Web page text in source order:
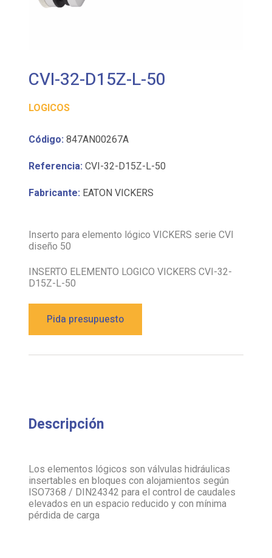
CVI-32-D15Z-L-50
LOGICOS
Código: 847AN00267A
Referencia: CVI-32-D15Z-L-50
Fabricante: EATON VICKERS
Inserto para elemento lógico VICKERS serie CVI
diseño 50
INSERTO ELEMENTO LOGICO VICKERS CVI-32-
D15Z-L-50
Pida presupuesto
Descripción
Los elementos lógicos son válvulas hidráulicas
insertables en bloques con alojamientos según
ISO7368 / DIN24342 para el control de caudales
elevados en un espacio reducido y con mínima
pérdida de carga